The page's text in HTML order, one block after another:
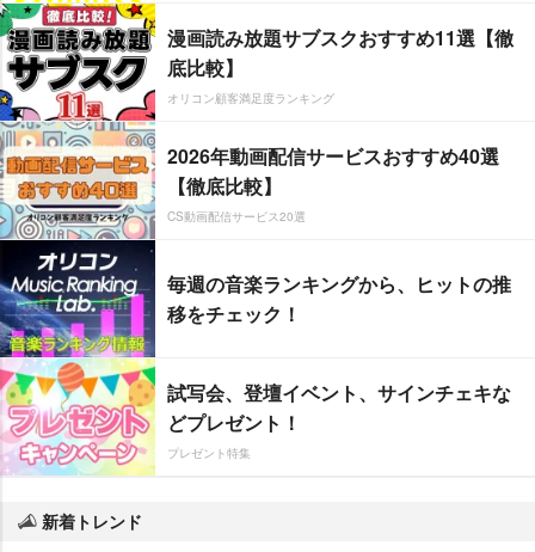
漫画読み放題サブスクおすすめ11選【徹
底比較】
オリコン顧客満足度ランキング
2026年動画配信サービスおすすめ40選
【徹底比較】
CS動画配信サービス20選
毎週の音楽ランキングから、ヒットの推
移をチェック！
試写会、登壇イベント、サインチェキな
どプレゼント！
プレゼント特集
新着トレンド